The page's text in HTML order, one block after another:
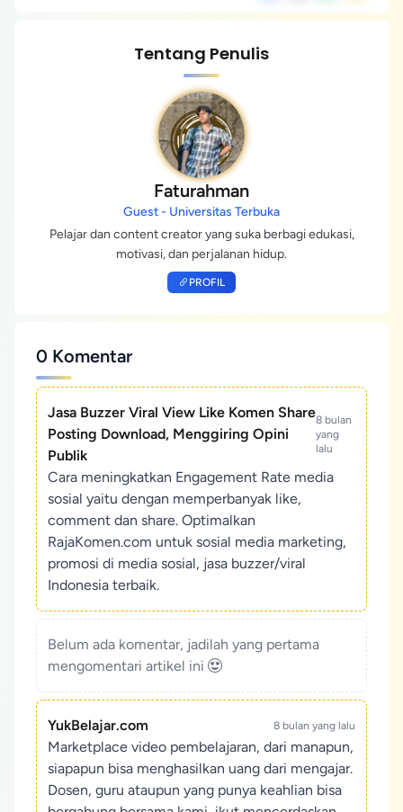
Tentang Penulis
Faturahman
Guest - Universitas Terbuka
Pelajar dan content creator yang suka berbagi edukasi,
motivasi, dan perjalanan hidup.
PROFIL
0 Komentar
Jasa Buzzer Viral View Like Komen Share
Posting Download, Menggiring Opini
Publik
8 bulan
yang
lalu
Cara meningkatkan Engagement Rate media
sosial yaitu dengan memperbanyak like,
comment dan share. Optimalkan
RajaKomen.com untuk sosial media marketing,
promosi di media sosial, jasa buzzer/viral
Indonesia terbaik.
Belum ada komentar, jadilah yang pertama
mengomentari artikel ini
YukBelajar.com 8 bulan yang lalu
Marketplace video pembelajaran, dari manapun,
siapapun bisa menghasilkan uang dari mengajar.
Dosen, guru ataupun yang punya keahlian bisa